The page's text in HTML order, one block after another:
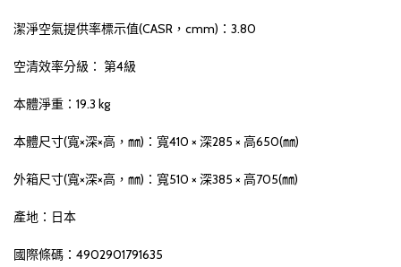
潔淨空氣提供率標示值(CASR，cmm)：3.80
空清效率分級： 第4級
本體淨重：19.3 kg
本體尺寸(寬×深×高，㎜)：寬410 × 深285 × 高650(㎜)
外箱尺寸(寬×深×高，㎜)：寬510 × 深385 × 高705(㎜)
產地：日本
國際條碼：4902901791635